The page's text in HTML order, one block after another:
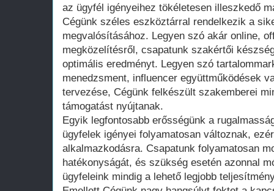
az ügyfél igényeihez tökéletesen illeszkedő
Cégünk széles eszköztárral rendelkezik a
megvalósításához. Legyen szó akár online,
megközelítésről, csapatunk szakértői
optimális eredményt. Legyen szó
menedzsment, influencer együttműködések
tervezése, Cégünk felkészült szakemberei
támogatást nyújtanak.
Egyik legfontosabb erősségünk a
ügyfelek igényei folyamatosan változnak,
alkalmazkodásra. Csapatunk folyamatosan
hatékonyságát, és szükség esetén azonnal
ügyfeleink mindig a lehető legjobb